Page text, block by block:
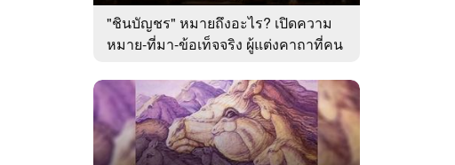
"ชินบัญชร" หมายถึงอะไร? เปิดความ
หมาย-ที่มา-ข้อเท็จจริง ผู้แต่งคาถาที่คน